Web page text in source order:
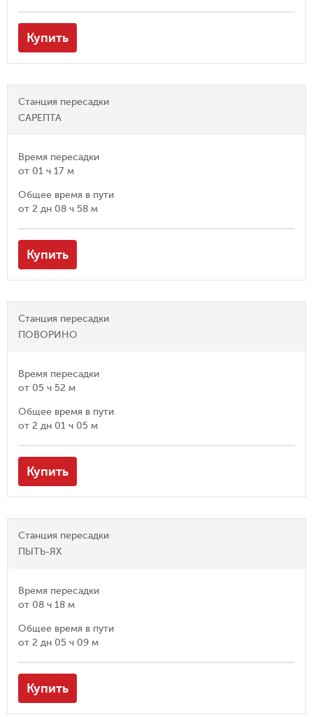
Купить
Станция пересадки
САРЕПТА
Время пересадки
от 01 ч 17 м
Общее время в пути
от 2 дн 08 ч 58 м
Купить
Станция пересадки
ПОВОРИНО
Время пересадки
от 05 ч 52 м
Общее время в пути
от 2 дн 01 ч 05 м
Купить
Станция пересадки
ПЫТЬ-ЯХ
Время пересадки
от 08 ч 18 м
Общее время в пути
от 2 дн 05 ч 09 м
Купить